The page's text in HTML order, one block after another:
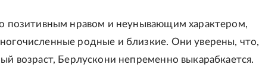
позитивным нравом и неунывающим характером,
родные и близкие. Они уверены, что,
возраст, Берлускони непременно выкарабкается.